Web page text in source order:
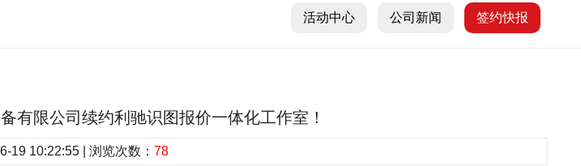
活动中心 公司新闻 签约快报
有限公司续约利驰识图报价一体化工作室！
19 10:22:55 | 浏览次数： 78